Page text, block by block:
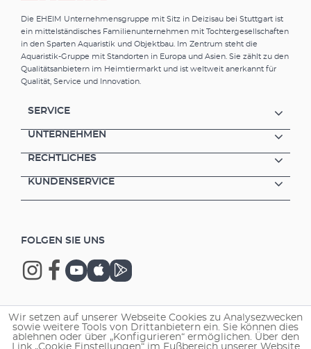
Die EHEIM Unternehmensgruppe mit Sitz in Deizisau bei Stuttgart ist
ein mittelständisches Familienunternehmen mit Tochtergesellschaften
in den Sparten Aquaristik und Objektbau. Im Zentrum steht die
Aquaristik-Gruppe mit Standorten in Europa und Asien. Sie zählt zu den
Qualitätsanbietern im Heimtiermarkt und ist weltweit anerkannt für
Qualität, Service und Innovation.
SERVICE
UNTERNEHMEN
RECHTLICHES
KUNDENSERVICE
FOLGEN SIE UNS
Copyright © 2026 EHEIM GmbH & Co. KG.
Wir setzen auf unserer Webseite Cookies zu Analysezwecken
sowie weitere Tools von Drittanbietern ein. Sie können dies
ablehnen oder über „Konfigurieren“ ermöglichen. Über den
Link „Cookie Einstellungen“ im Fußbereich unserer Website